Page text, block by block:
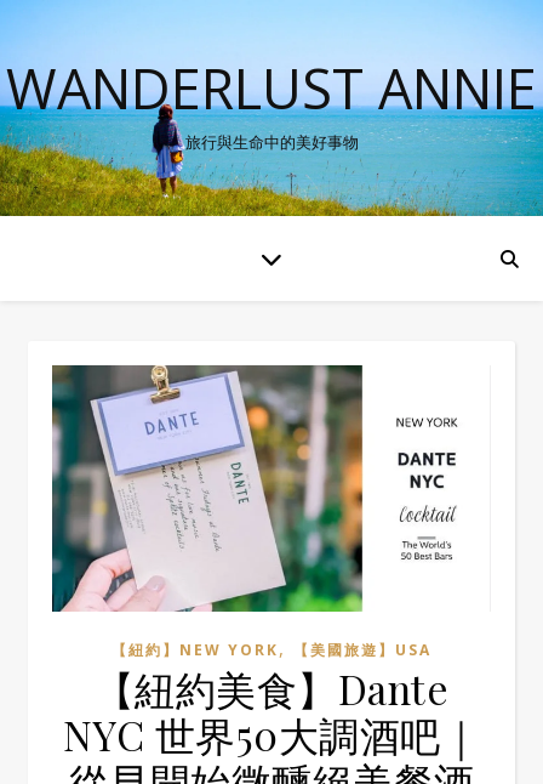
WANDERLUST ANNIE
旅行與生命中的美好事物
【紐約】NEW YORK, 【美國旅遊】USA
【紐約美食】Dante
NYC 世界50大調酒吧｜